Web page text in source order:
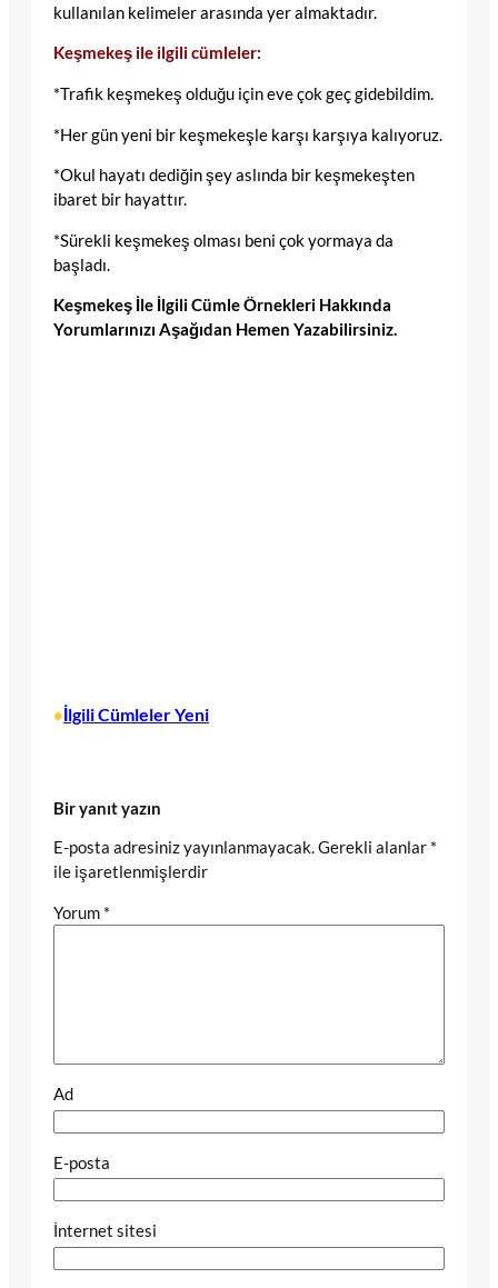
kullanılan kelimeler arasında yer almaktadır.
Keşmekeş ile ilgili cümleler:
*Trafik keşmekeş olduğu için eve çok geç gidebildim.
*Her gün yeni bir keşmekeşle karşı karşıya kalıyoruz.
*Okul hayatı dediğin şey aslında bir keşmekeşten
ibaret bir hayattır.
*Sürekli keşmekeş olması beni çok yormaya da
başladı.
Keşmekeş İle İlgili Cümle Örnekleri Hakkında
Yorumlarınızı Aşağıdan Hemen Yazabilirsiniz.
•İlgili Cümleler Yeni
Bir yanıt yazın
E-posta adresiniz yayınlanmayacak.Gerekli alanlar *
ile işaretlenmişlerdir
Yorum *
Ad
E-posta
İnternet sitesi